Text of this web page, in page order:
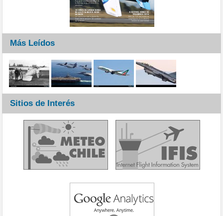
Más Leídos
Sitios de Interés